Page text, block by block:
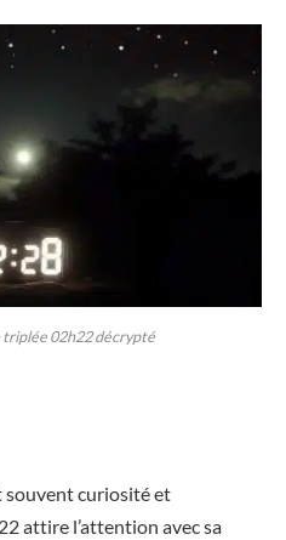
02h22 décrypté
souvent curiosité et
attire l’attention avec sa